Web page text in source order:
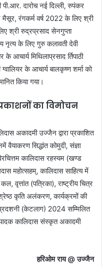
दारोच नई दिल्ली, रुपंकर
रंगकर्म वर्ष 2022 के लिए श्री
श्री रुद्रप्रसाद सेनगुप्ता
नृत्य के लिए गुरु कलावती देवी
आचार्य मिथिलाप्रसाद र्तिपाठी
के आचार्य बालकृष्ण शर्मा को
किया गया।
का विमोचन
अकादमी उज्जैन द्वारा प्रकाशित
सिद्धांत कोमुदी, संज्ञा
कालिदास रहस्यम (खण्ड
महोत्सहम्, कालिदास साहित्य में
वृत्तांत (पत्रिका), राष्ट्रीय चित्र
कृति अलंकरण, कार्यक्रमों की
प्रदशनी (केटलाग) 2024 सम्मिलित
कालिदास संस्कृत अकादमी
हरिओम राय @ उज्जैन